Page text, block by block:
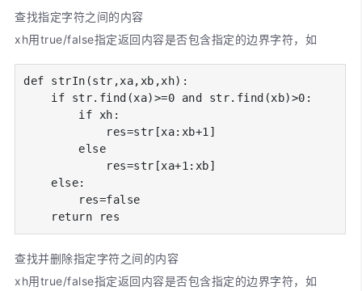
查找指定字符之间的内容
xh用true/false指定返回内容是否包含指定的边界字符，如
def strIn(str,xa,xb,xh):
    if str.find(xa)>=0 and str.find(xb)>0:
        if xh:
            res=str[xa:xb+1]
        else
            res=str[xa+1:xb]
    else:
        res=false
    return res
查找并删除指定字符之间的内容
xh用true/false指定返回内容是否包含指定的边界字符，如